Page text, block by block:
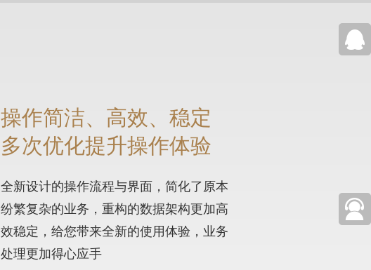
操作简洁、高效、稳定
多次优化提升操作体验
全新设计的操作流程与界面，简化了原本
纷繁复杂的业务，重构的数据架构更加高
效稳定，给您带来全新的使用体验，业务
处理更加得心应手